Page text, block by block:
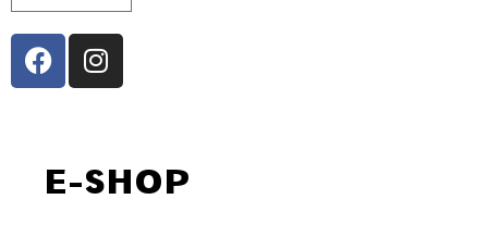
E-SHOP